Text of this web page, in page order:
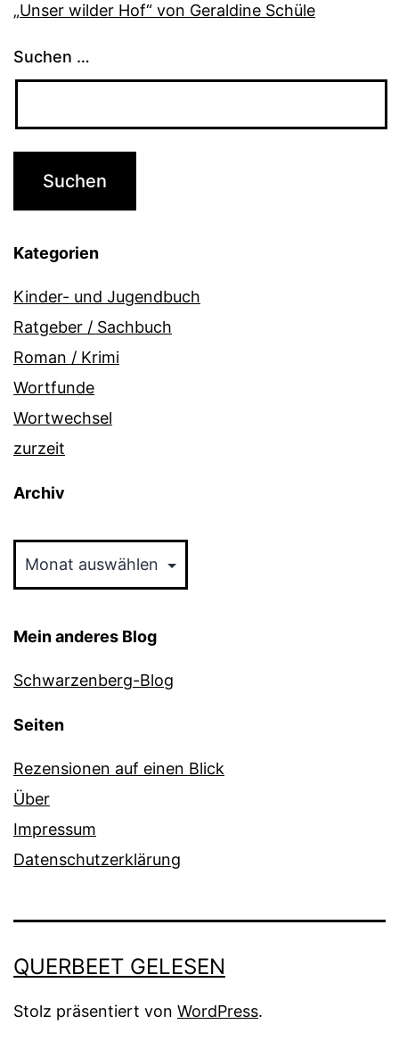
„Unser wilder Hof“ von Geraldine Schüle
Suchen …
Kategorien
Kinder- und Jugendbuch
Ratgeber / Sachbuch
Roman / Krimi
Wortfunde
Wortwechsel
zurzeit
Archiv
Mein anderes Blog
Schwarzenberg-Blog
Seiten
Rezensionen auf einen Blick
Über
Impressum
Datenschutzerklärung
QUERBEET GELESEN
Stolz präsentiert von WordPress.